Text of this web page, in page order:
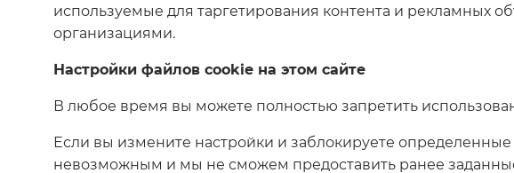
используемые для таргетирования контента и рекламных
организациями.
Настройки файлов cookie на этом сайте
В любое время вы можете полностью запретить
Если вы измените настройки и заблокируете
невозможным и мы не сможем предоставить ранее